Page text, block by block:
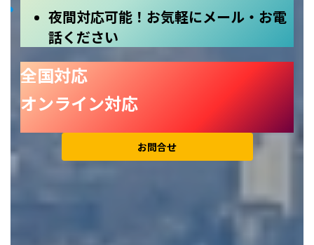
夜間対応可能！お気軽にメール・お電
話ください
全国対応
オンライン対応
お問合せ